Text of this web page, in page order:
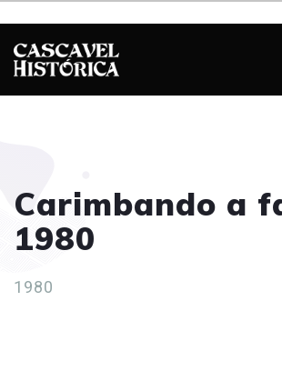
Carimbando a
1980
1980